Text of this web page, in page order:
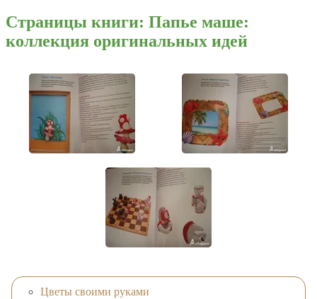
Страницы книги: Папье маше:
коллекция оригинальных идей
Цветы своими руками